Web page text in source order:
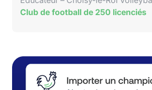
Club de football de 250 licenciés